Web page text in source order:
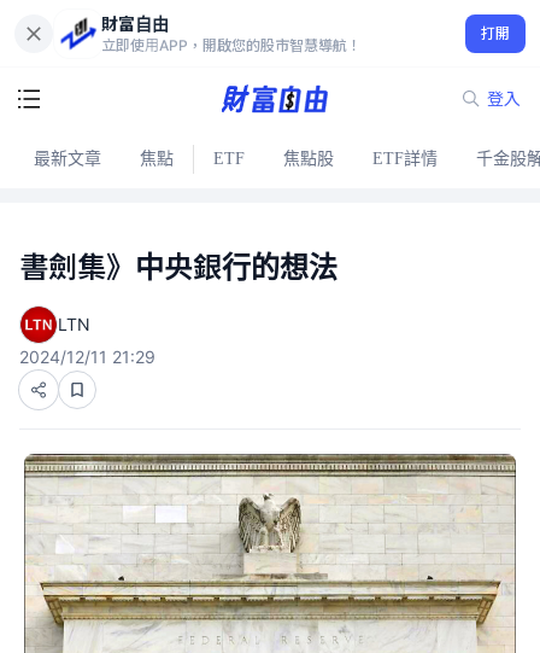
財富自由
立即使用APP，開啟您的股市智慧導航！
打開
登入
最新文章 焦點 ETF 焦點股 ETF詳情 千金股
書劍集》中央銀行的想法
LTN
2024/12/11 21:29